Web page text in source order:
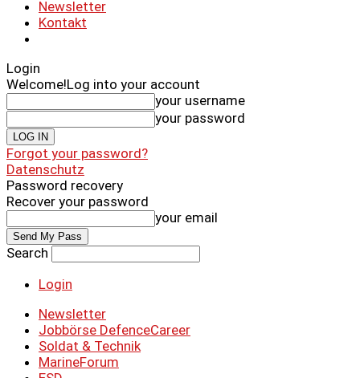
Newsletter
Kontakt
Login
Welcome!Log into your account
your username
your password
Forgot your password?
Datenschutz
Password recovery
Recover your password
your email
Search
Login
Newsletter
Jobbörse DefenceCareer
Soldat & Technik
MarineForum